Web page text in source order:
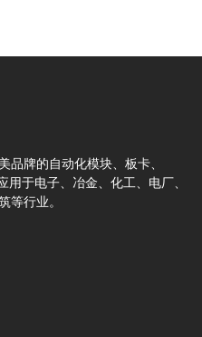
牌的自动化模块、板卡、
于电子、冶金、化工、电厂、
等行业。